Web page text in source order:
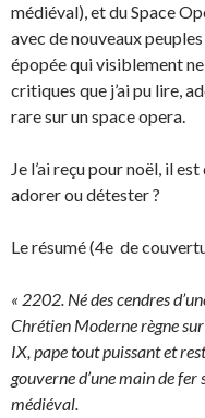
médiéval), et du Space
avec de nouveaux
épopée qui visiblement
critiques que j’ai pu lire,
rare sur un space opera.
Je l’ai reçu pour noël, il
adorer ou détester ?
Le résumé (4e de
« 2202. Né des cendres
Chrétien Moderne règne
IX, pape tout puissant et
gouverne d’une main de fer
médiéval.